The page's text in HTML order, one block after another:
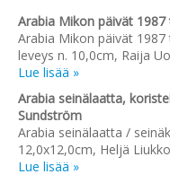
Arabia Mikon päivät
Arabia Mikon päivät
leveys n. 10,0cm, Raija
Lue lisää »
Arabia seinälaatta,
Sundström
Arabia seinälaatta /
12,0x12,0cm, Heljä
Lue lisää »